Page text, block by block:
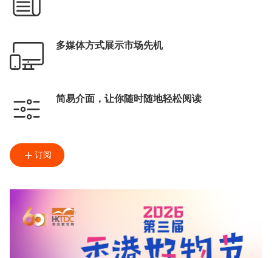
多媒体方式展示市场先机
简易介面，让你随时随地轻松阅读
订阅